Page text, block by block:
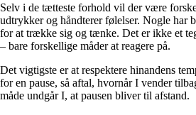
Selv i de tætteste forhold vil der være
udtrykker og håndterer følelser. Nogle har
for at trække sig og tænke. Det er ikke et
– bare forskellige måder at reagere på.
Det vigtigste er at respektere hinandens
for en pause, så aftal, hvornår I vender
måde undgår I, at pausen bliver til afstand.